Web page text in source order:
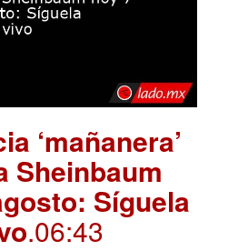
‘mañanera’
Sheinbaum
Síguela
.06:43